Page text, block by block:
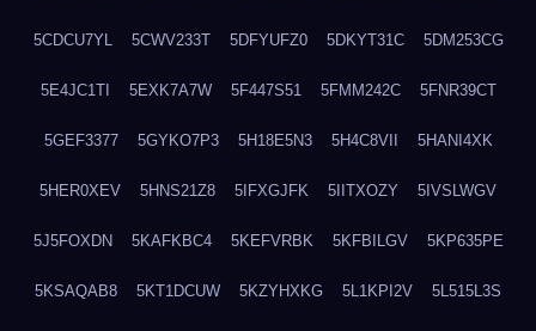
5CDCU7YL 5CWV233T 5DFYUFZ0 5DKYT31C 5DM253CG
5E4JC1TI 5EXK7A7W 5F447S51 5FMM242C 5FNR39CT
5GEF3377 5GYKO7P3 5H18E5N3 5H4C8VII 5HANI4XK
5HER0XEV 5HNS21Z8 5IFXGJFK 5IITXOZY 5IVSLWGV
5J5FOXDN 5KAFKBC4 5KEFVRBK 5KFBILGV 5KP635PE
5KSAQAB8 5KT1DCUW 5KZYHXKG 5L1KPI2V 5L515L3S